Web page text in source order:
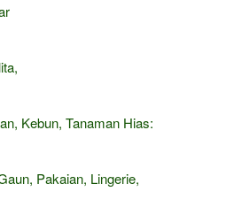
Kebun, Tanaman Hias:
Pakaian, Lingerie,